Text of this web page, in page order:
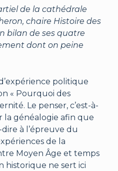
de la cathédrale
chaire Histoire des
bilan de ses quatre
dont on peine
politique
« Pourquoi des
Le penser, c’est-à-
la généalogie afin que
à l’épreuve du
de la
Moyen Âge et temps
historique ne sert ici